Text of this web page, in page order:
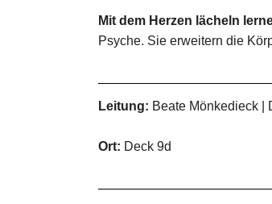
Mit dem Herzen lächeln
Psyche. Sie erweitern die
Leitung: Beate Mönkedieck |
Ort: Deck 9d